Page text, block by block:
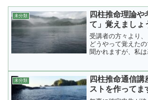
未分類
四柱推命理論や
て」覚えましょ
受講者の方々より
どうやって覚えた
聞かれますが、私
未分類
四柱推命通信講
ストを作ってま